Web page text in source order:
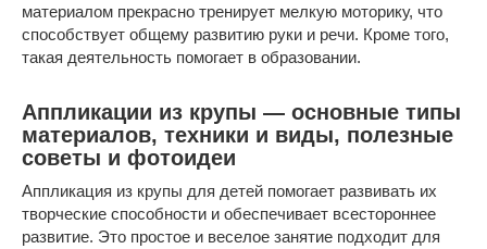
материалом прекрасно тренирует мелкую моторику, что
способствует общему развитию руки и речи. Кроме того,
такая деятельность помогает в образовании.
Аппликации из крупы — основные типы
материалов, техники и виды, полезные
советы и фотоидеи
Аппликация из крупы для детей помогает развивать их
творческие способности и обеспечивает всестороннее
развитие. Это простое и веселое занятие подходит для